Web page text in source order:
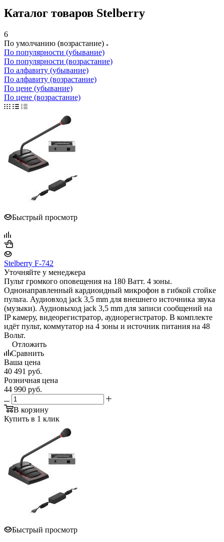
Каталог товаров Stelberry
6
По умолчанию (возрастание)
По популярности (убывание)
По популярности (возрастание)
По алфавиту (убывание)
По алфавиту (возрастание)
По цене (убывание)
По цене (возрастание)
Быстрый просмотр
Stelberry F-742
Уточняйте у менеджера
Пульт громкого оповещения на 180 Ватт. 4 зоны.
Однонаправленный кардиоидный микрофон в гибкой стойке
пульта. Аудиовход jack 3,5 mm для внешнего источника звука
(музыки). Аудиовыход jack 3,5 mm для записи сообщений на
IP камеру, видеорегистратор, аудиорегистратор. В комплекте
идёт пульт, коммутатор на 4 зоны и источник питания на 48
Вольт.
Отложить
Сравнить
Ваша цена
40 491 руб.
Розничная цена
44 990 руб.
В корзину
Купить в 1 клик
Быстрый просмотр